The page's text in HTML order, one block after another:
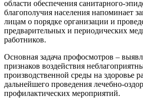
области обеспечения санитарного-
благополучия населения напоминает
лицам о порядке организации и
предварительных и периодических
работников.
Основная задача профосмотров –
признаков воздействия
производственной среды на здоровье
дальнейшего проведения лечебно-
профилактических мероприятий.